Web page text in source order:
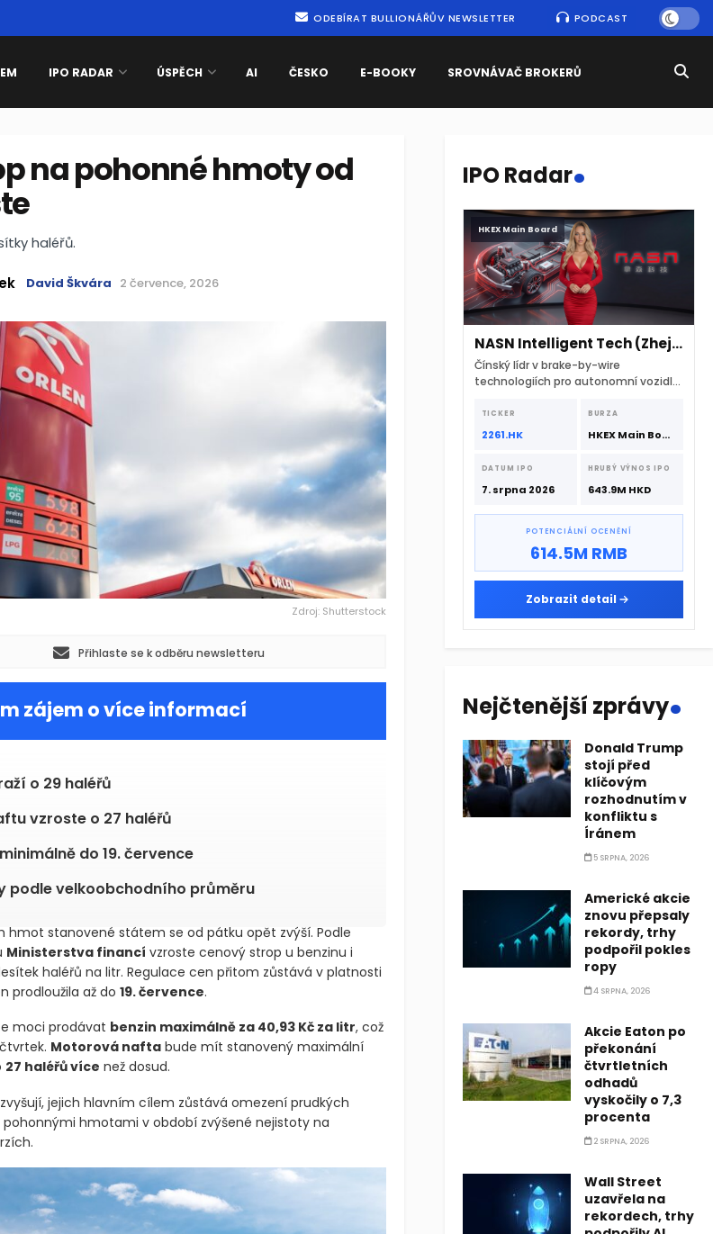
ODEBÍRAT BULLIONÁŘŮV NEWSLETTER PODCAST
IPO RADAR ÚSPĚCH AI ČESKO E-BOOKY SROVNÁVAČ BROKERŮ
na pohonné hmoty od
haléřů.
David Škvára 2 července, 2026
Zdroj: Shutterstock
Přihlaste se k odběru newsletteru
zájem o více informací
o 29 haléřů
vzroste o 27 haléřů
do 19. července
podle velkoobchodního průměru
hmot stanovené státem se od pátku opět zvýší. Podle
Ministerstva financí vzroste cenový strop u benzinu i
haléřů na litr. Regulace cen přitom zůstává v platnosti
prodloužila až do 19. července.
moci prodávat benzin maximálně za 40,93 Kč za litr, což
Motorová naftabude mít stanovený maximální
27 haléřů více než dosud.
jejich hlavním cílem zůstává omezení prudkých
hmotami v období zvýšené nejistoty na
IPO Radar.
HKEX Main Board
NASN Intelligent Tech (Zhejiang)
Čínský lídr v brake-by-wire
technologiích pro autonomní vozidla
srpna 2026 s podporou CATL a
Hillhouse Investment.
TICKER
2261.HK
BURZA
HKEX Main Board
DATUM IPO
7. srpna 2026
HRUBÝ VÝNOS IPO
643.9M HKD
POTENCIÁLNÍ OCENĚNÍ
614.5M RMB
Zobrazit detail
Nejčtenější zprávy.
Donald Trump
stojí před
klíčovým
rozhodnutím v
konfliktu s
Íránem
5 SRPNA, 2026
Americké akcie
znovu přepsaly
rekordy, trhy
podpořil pokles
ropy
4 SRPNA, 2026
Akcie Eaton po
překonání
čtvrtletních
odhadů
vyskočily o 7,3
procenta
2 SRPNA, 2026
Wall Street
uzavřela na
rekordech, trhy